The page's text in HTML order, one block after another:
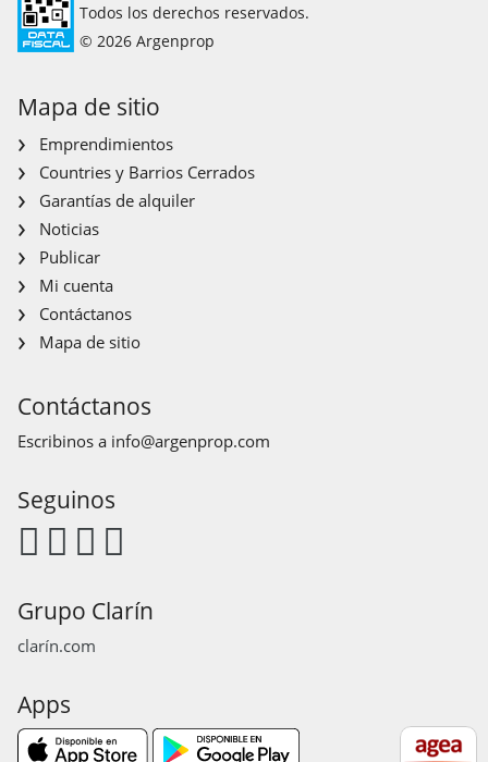
Todos los derechos reservados.
© 2026 Argenprop
Mapa de sitio
Emprendimientos
Countries y Barrios Cerrados
Garantías de alquiler
Noticias
Publicar
Mi cuenta
Contáctanos
Mapa de sitio
Contáctanos
Escribinos a info@argenprop.com
Seguinos
Grupo Clarín
clarín.com
Apps